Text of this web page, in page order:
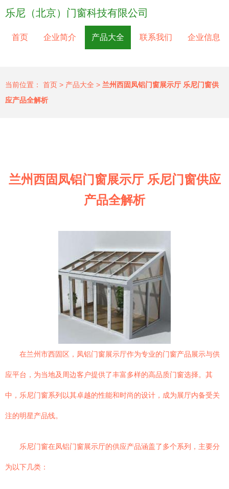
乐尼（北京）门窗科技有限公司
首页 企业简介 产品大全 联系我们 企业信息
当前位置： 首页 > 产品大全 > 兰州西固凤铝门窗展示厅 乐尼门窗供
应产品全解析
兰州西固凤铝门窗展示厅 乐尼门窗供应
产品全解析
在兰州市西固区，凤铝门窗展示厅作为专业的门窗产品展示与供
应平台，为当地及周边客户提供了丰富多样的高品质门窗选择。其
中，乐尼门窗系列以其卓越的性能和时尚的设计，成为展厅内备受关
注的明星产品线。
乐尼门窗在凤铝门窗展示厅的供应产品涵盖了多个系列，主要分
为以下几类：